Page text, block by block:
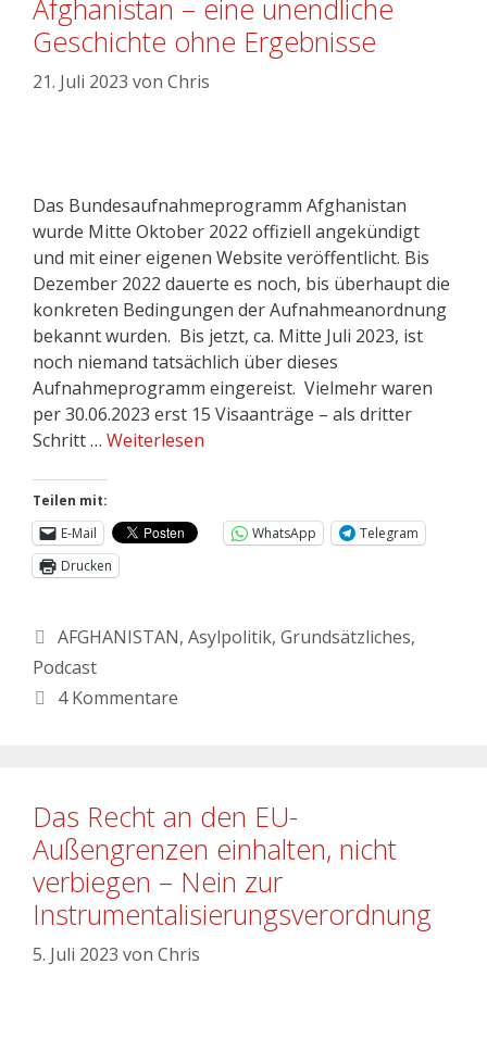
Afghanistan – eine unendliche
Geschichte ohne Ergebnisse
21. Juli 2023 von Chris
Das Bundesaufnahmeprogramm Afghanistan
wurde Mitte Oktober 2022 offiziell angekündigt
und mit einer eigenen Website veröffentlicht. Bis
Dezember 2022 dauerte es noch, bis überhaupt die
konkreten Bedingungen der Aufnahmeanordnung
bekannt wurden. Bis jetzt, ca. Mitte Juli 2023, ist
noch niemand tatsächlich über dieses
Aufnahmeprogramm eingereist. Vielmehr waren
per 30.06.2023 erst 15 Visaanträge – als dritter
Schritt … Weiterlesen
Teilen mit:
E-Mail
WhatsApp
Telegram
Drucken
AFGHANISTAN, Asylpolitik, Grundsätzliches,
Podcast
4 Kommentare
Das Recht an den EU-
Außengrenzen einhalten, nicht
verbiegen – Nein zur
Instrumentalisierungsverordnung
5. Juli 2023 von Chris